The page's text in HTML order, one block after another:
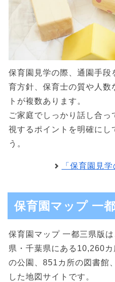
保育園見学の際、通園手段
育方針、保育士の質や人数
トが複数あります。
ご家庭でしっかり話し合
視するポイントを明確にし
う。
「保育園見
保育園マップ 一
保育園マップ 一都三県版
県・千葉県にある10,260
の公園、851カ所の図書館
した地図サイトです。